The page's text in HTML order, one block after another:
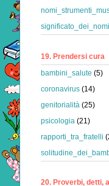
19. Prendersi cura
bambini_salute (5)
coronavirus (14)
genitorialità (25)
psicologia (21)
rapporti_tra_fratelli
20. Proverbi, detti,